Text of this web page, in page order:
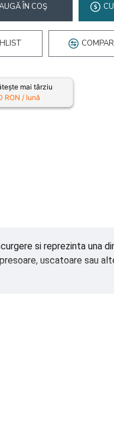
ÎN COŞ
mai târziu
RON / lună
si reprezinta una
uscatoare sau